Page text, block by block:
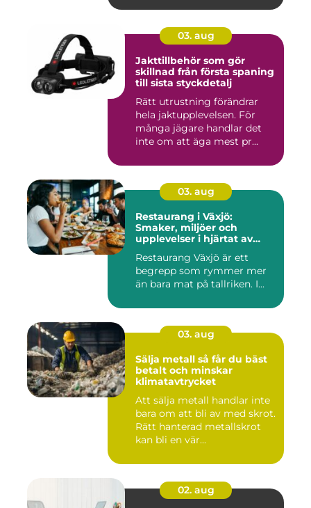
03. aug
Jakttillbehör som gör
skillnad från första spaning
till sista styckdetalj
Rätt utrustning förändrar
hela jaktupplevelsen. För
många jägare handlar det
inte om att äga mest pr...
03. aug
Restaurang i Växjö:
Smaker, miljöer och
upplevelser i hjärtat av
Restaurang Växjö är ett
begrepp som rymmer mer
än bara mat på tallriken. I...
03. aug
Sälja metall så får du bäst
betalt och minskar
klimatavtrycket
Att sälja metall handlar inte
bara om att bli av med skrot.
Rätt hanterad metallskrot
kan bli en vär...
02. aug